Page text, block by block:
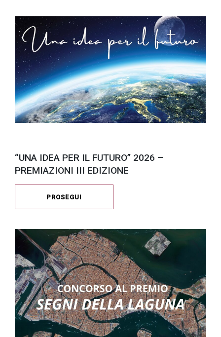
“UNA IDEA PER IL FUTURO” 2026 –
PREMIAZIONI III EDIZIONE
PROSEGUI